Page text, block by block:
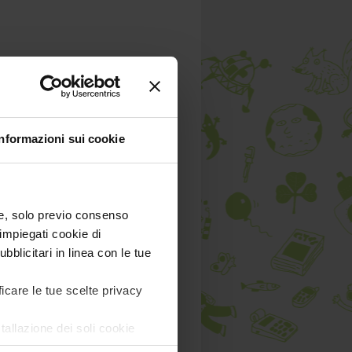
sui cookie
solo previo consenso
cookie di
in linea con le tue
le tue scelte privacy
dei soli cookie
in ogni momentoRevoca